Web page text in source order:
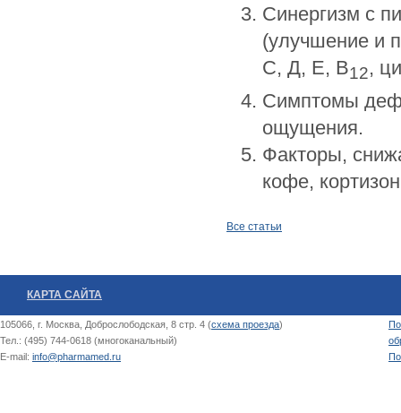
Синергизм с
(улучшение и
С, Д, Е, В12,
Симптомы
ощущения.
Факторы,
кофе,
Все статьи
КАРТА САЙТА
105066, г. Москва, Доброслободская, 8 стр. 4 (схема проезда)
Тел.: (495) 744-0618 (многоканальный)
E-mail: info@pharmamed.ru